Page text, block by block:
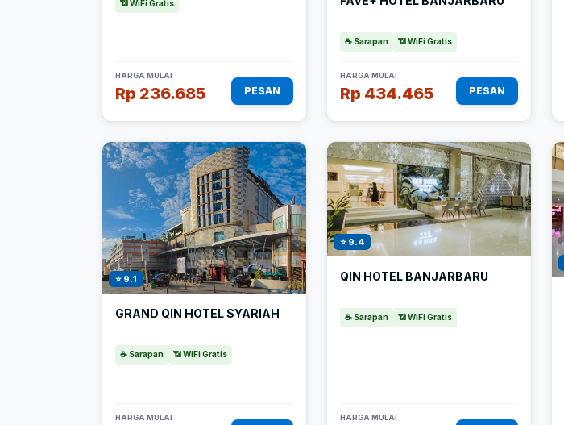
📶 WiFi Gratis
HARGA MULAI
Rp 236.685 PESAN
☕ Sarapan 📶 WiFi Gratis
HARGA MULAI
Rp 434.465 PESAN
⭐ 9.1
GRAND QIN HOTEL SYARIAH
☕ Sarapan 📶 WiFi Gratis
HARGA MULAI
⭐ 9.4
QIN HOTEL BANJARBARU
☕ Sarapan 📶 WiFi Gratis
HARGA MULAI